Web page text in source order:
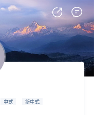
中式 新中式